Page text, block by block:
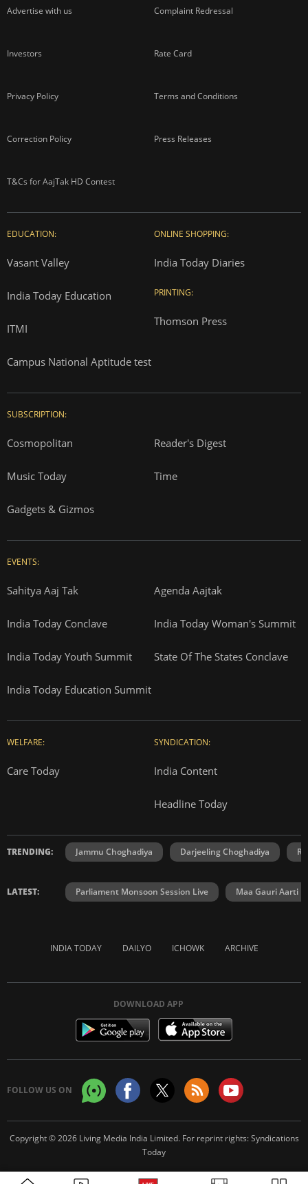
Advertise with us Complaint Redressal
Investors Rate Card
Privacy Policy Terms and Conditions
Correction Policy Press Releases
T&Cs for AajTak HD Contest
EDUCATION:
Vasant Valley
India Today Education
ITMI
Campus National Aptitude test
ONLINE SHOPPING:
India Today Diaries
PRINTING:
Thomson Press
SUBSCRIPTION:
Cosmopolitan Reader's Digest
Music Today Time
Gadgets & Gizmos
EVENTS:
Sahitya Aaj Tak Agenda Aajtak
India Today Conclave India Today Woman's Summit
India Today Youth Summit State Of The States Conclave
India Today Education Summit
WELFARE:
Care Today
SYNDICATION:
India Content
Headline Today
TRENDING: Jammu Choghadiya Darjeeling Choghadiya
LATEST: Parliament Monsoon Session Live Maa Gauri Aarti
INDIA TODAY DAILYO ICHOWK ARCHIVE
DOWNLOAD APP
FOLLOW US ON
Copyright © 2026 Living Media India Limited. For reprint rights:Syndications
Today